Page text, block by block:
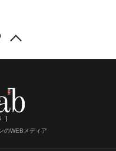
のWEBメディア